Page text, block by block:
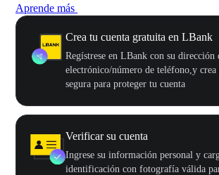
Aprende más
Crea tu cuenta gratuita en LBank
Regístrese en LBank con su dirección
electrónico/número de teléfono,y crea
segura para proteger tu cuenta
Verificar su cuenta
Ingrese su información personal y
identificación con fotografía válida